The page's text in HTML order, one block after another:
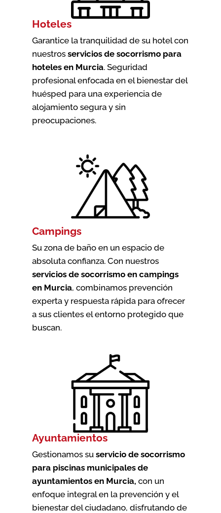
Hoteles
Garantice la tranquilidad de su hotel con
nuestros servicios de socorrismo para
hoteles en Murcia. Seguridad
profesional enfocada en el bienestar del
huésped para una experiencia de
alojamiento segura y sin
preocupaciones.
Campings
Su zona de baño en un espacio de
absoluta confianza. Con nuestros
servicios de socorrismo en campings
en Murcia, combinamos prevención
experta y respuesta rápida para ofrecer
a sus clientes el entorno protegido que
buscan.
Ayuntamientos
Gestionamos su servicio de socorrismo
para piscinas municipales de
ayuntamientos en Murcia, con un
enfoque integral en la prevención y el
bienestar del ciudadano, disfrutando de